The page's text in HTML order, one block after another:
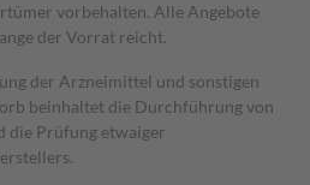
vorbehalten. Alle Angebote
der Vorrat reicht.
der Arzneimittel und sonstigen
beinhaltet die Durchführung von
die Prüfung etwaiger